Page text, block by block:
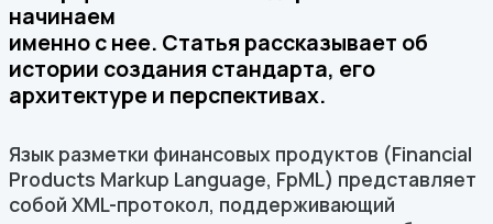
начинаем
именно с нее. Статья рассказывает об
истории создания стандарта, его
архитектуре и перспективах.
Язык разметки финансовых продуктов (Financial
Products Markup Language, FpML) представляет
собой XML-протокол, поддерживающий